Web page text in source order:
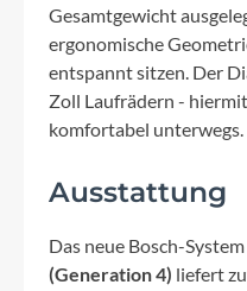
Gesamtgewicht
ergonomische
entspannt sitzen. Der
Zoll Laufrädern -
komfortabel unterwegs.
Ausstattung
Das neue Bosch-
(Generation 4) liefert